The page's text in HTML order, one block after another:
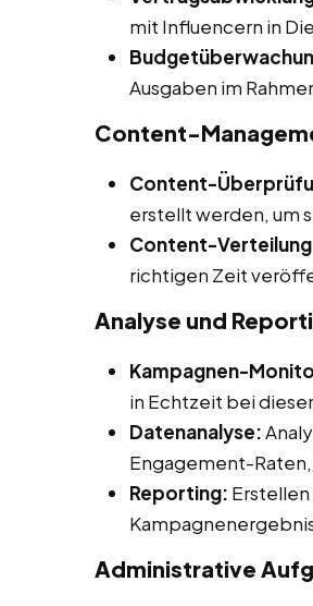
mit Influencern in
Ausgaben im
Content-
Content-
erstellt werden, um
Content-
richtigen Zeit
Analyse und
Kampagnen-
in Echtzeit bei
Datenanalyse:
Engagement-
Reporting:
Administrative